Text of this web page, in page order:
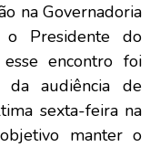
na Governadoria
Presidente do
encontro foi
audiência de
sexta-feira na
manter o